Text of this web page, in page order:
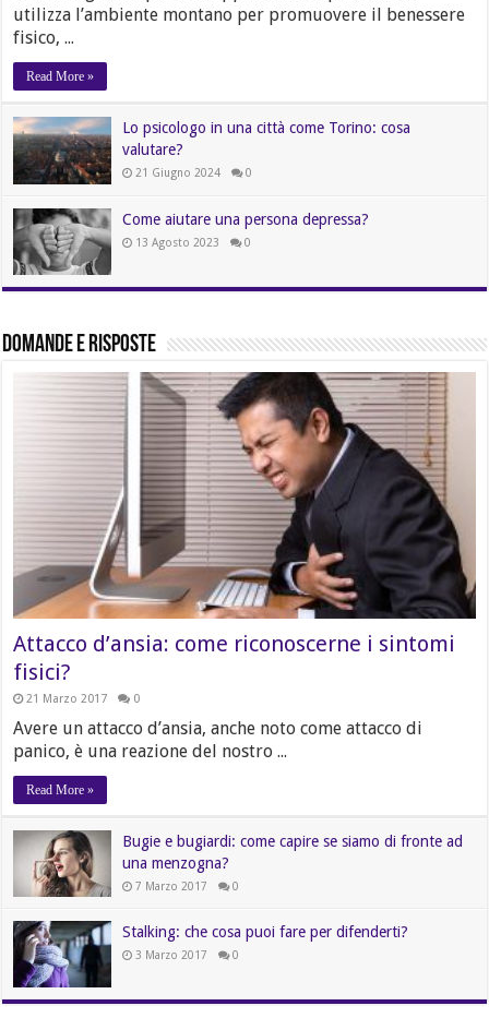
utilizza l’ambiente montano per promuovere il benessere
fisico, ...
Read More »
Lo psicologo in una città come Torino: cosa
valutare?
21 Giugno 2024 0
Come aiutare una persona depressa?
13 Agosto 2023 0
Domande e Risposte
Attacco d’ansia: come riconoscerne i sintomi
fisici?
21 Marzo 2017 0
Avere un attacco d’ansia, anche noto come attacco di
panico, è una reazione del nostro ...
Read More »
Bugie e bugiardi: come capire se siamo di fronte ad
una menzogna?
7 Marzo 2017 0
Stalking: che cosa puoi fare per difenderti?
3 Marzo 2017 0